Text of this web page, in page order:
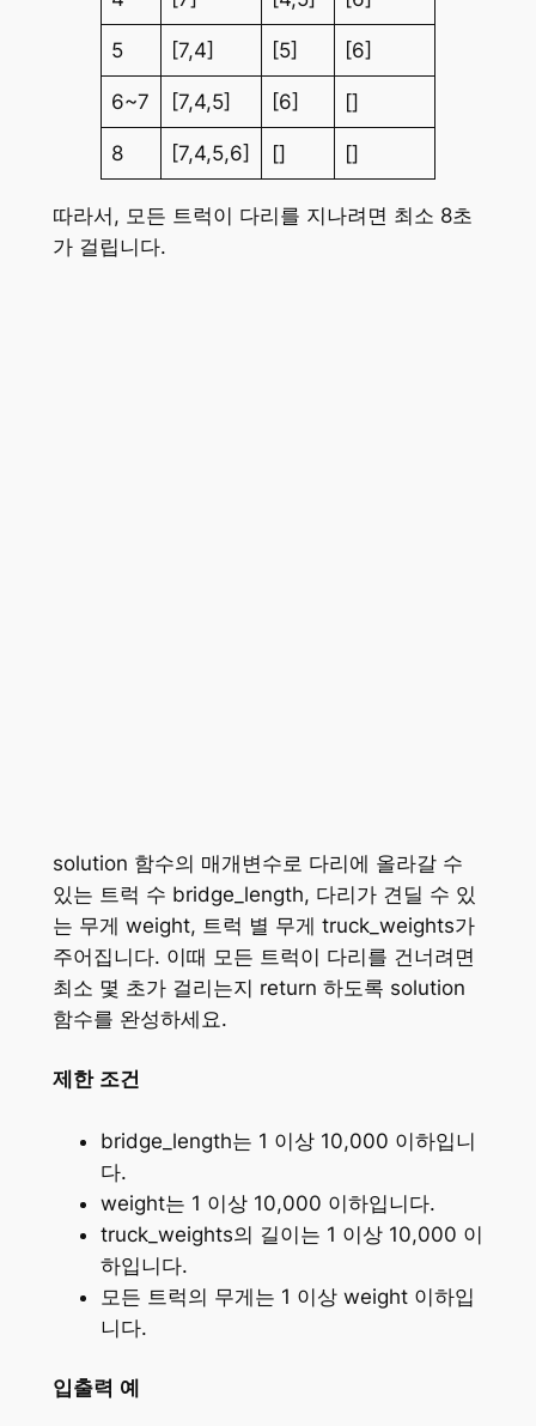
5 [7,4] [5] [6]
6~7 [7,4,5] [6] []
8 [7,4,5,6] [] []
따라서, 모든 트럭이 다리를 지나려면 최소 8초
가 걸립니다.
solution 함수의 매개변수로 다리에 올라갈 수
있는 트럭 수 bridge_length, 다리가 견딜 수 있
는 무게 weight, 트럭 별 무게 truck_weights가
주어집니다. 이때 모든 트럭이 다리를 건너려면
최소 몇 초가 걸리는지 return 하도록 solution
함수를 완성하세요.
제한 조건
bridge_length는 1 이상 10,000 이하입니
다.
weight는 1 이상 10,000 이하입니다.
truck_weights의 길이는 1 이상 10,000 이
하입니다.
모든 트럭의 무게는 1 이상 weight 이하입
니다.
입출력 예